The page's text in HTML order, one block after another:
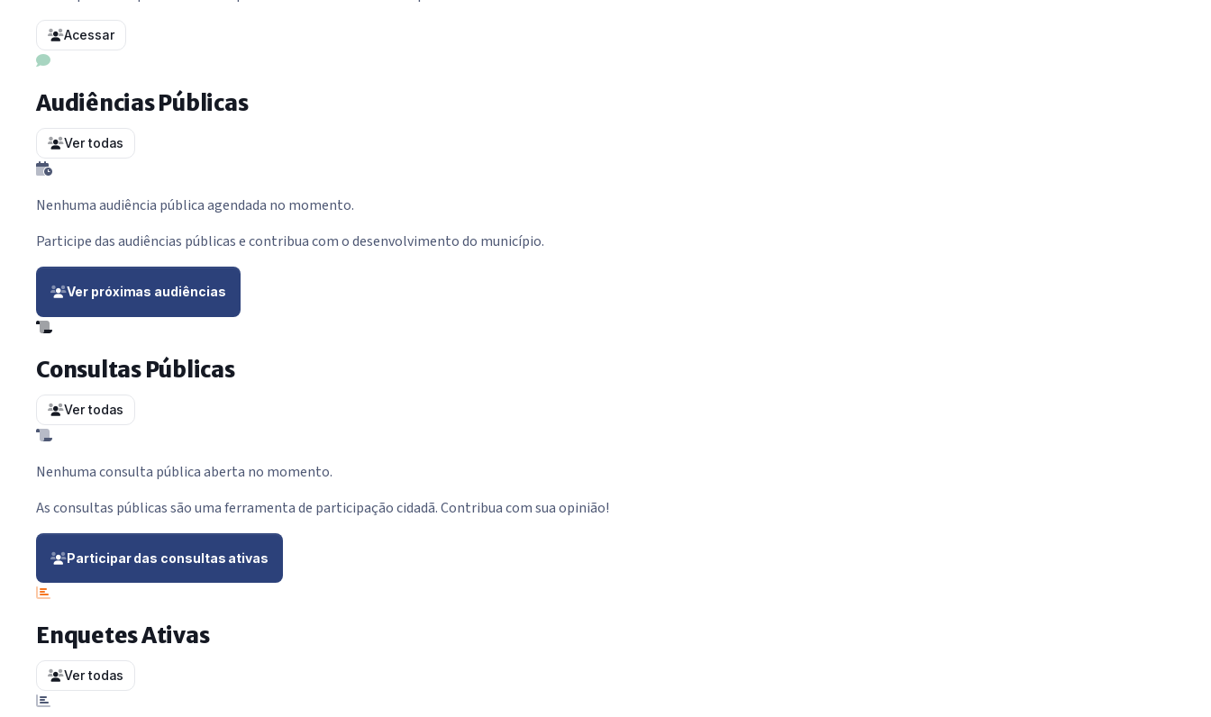
Acessar
Audiências Públicas
Ver todas
Nenhuma audiência pública agendada no momento.
Participe das audiências públicas e contribua com o desenvolvimento do município.
Ver próximas audiências
Consultas Públicas
Ver todas
Nenhuma consulta pública aberta no momento.
As consultas públicas são uma ferramenta de participação cidadã. Contribua com sua opinião!
Participar das consultas ativas
Enquetes Ativas
Ver todas